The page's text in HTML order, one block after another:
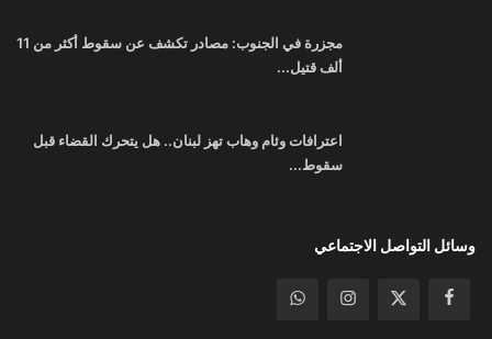
مجزرة في الجنوب: مصادر تكشف عن سقوط أكثر من 11
ألف قتيل...
اعترافات وئام وهاب تهز لبنان.. هل يتحرك القضاء قبل
سقوط...
وسائل التواصل الاجتماعي